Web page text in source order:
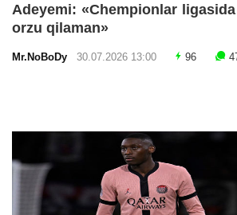
Adeyemi: «Chempionlar
orzu qilaman»
Mr.NoBoDy 30.07.2026 13:00 96